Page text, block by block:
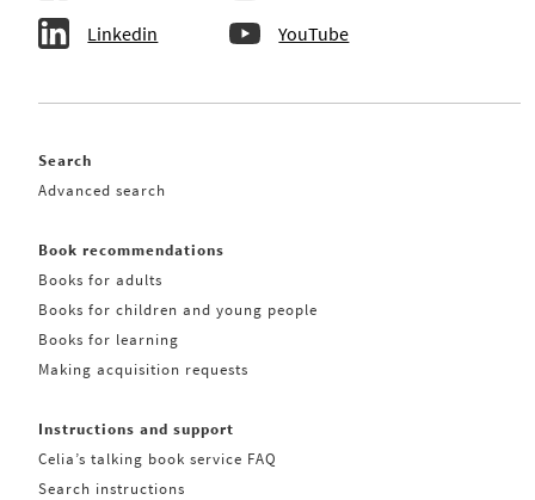
Linkedin YouTube
Search
Advanced search
Book recommendations
Books for adults
Books for children and young people
Books for learning
Making acquisition requests
Instructions and support
Celia’s talking book service FAQ
Search instructions